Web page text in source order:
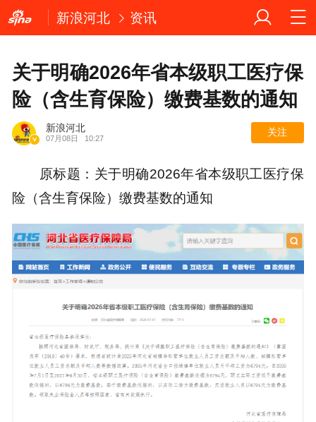
新浪河北 资讯
关于明确2026年省本级职工医疗保
险（含生育保险）缴费基数的通知
新浪河北
07月08日 10:27
关注
原标题：关于明确2026年省本级职工医疗保
险（含生育保险）缴费基数的通知